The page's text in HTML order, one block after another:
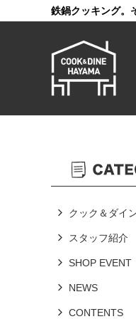
鉄鍋クッキング。
クック＆ダイ
スタッフ紹介
SHOP EVENT
NEWS
CONTENTS